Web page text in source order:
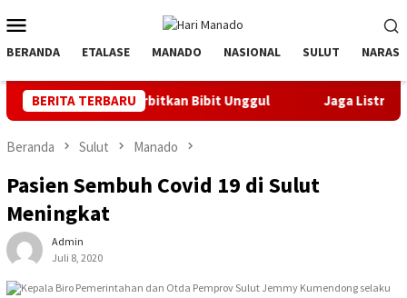
ke
kontenMobile
BERANDA ETALASE MANADO NASIONAL SULUT NARASI
BERITA TERBARU
Orbitkan Bibit Unggul Jaga Listrik Andal Jelang
Beranda Sulut Manado
Pasien Sembuh Covid 19 di Sulut
Meningkat
Admin
Juli 8, 2020